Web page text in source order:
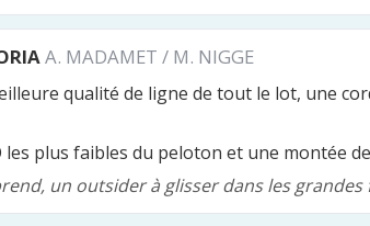
A. MADAMET / M. NIGGE
qualité de ligne de tout le lot, une
les plus faibles du peloton et une montée
un outsider à glisser dans les